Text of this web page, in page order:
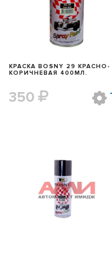
КРАСКА BOSNY 29 КРАСНО-
КОРИЧНЕВАЯ 400МЛ.
350
БЫСТРЫЙ ПРОСМОТР